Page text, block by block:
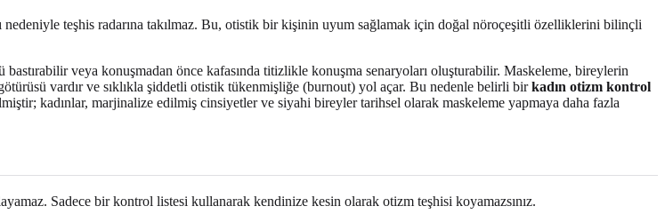
teşhis radarına takılmaz. Bu, otistik bir kişinin uyum sağlamak için doğal nöroçeşitli özelliklerini bilinçli
veya konuşmadan önce kafasında titizlikle konuşma senaryoları oluşturabilir. Maskeleme, bireylerin
vardır ve sıklıkla şiddetli otistik tükenmişliğe (burnout) yol açar. Bu nedenle belirli birkadın otizm kontrol
kadınlar, marjinalize edilmiş cinsiyetler ve siyahi bireyler tarihsel olarak maskeleme yapmaya daha fazla
Sadece bir kontrol listesi kullanarak kendinize kesin olarak otizm teşhisi koyamazsınız.